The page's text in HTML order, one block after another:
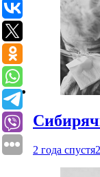
2 года спустя